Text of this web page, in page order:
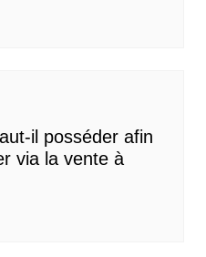
il posséder afin
via la vente à